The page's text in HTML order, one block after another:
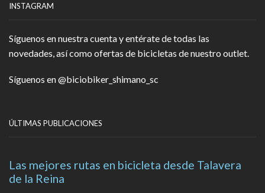
INSTAGRAM
Síguenos en nuestra cuenta y entérate de todas las
novedades, así como ofertas de bicicletas de nuestro outlet.
Síguenos en@biciobiker_shimano_sc
ÚLTIMAS PUBLICACIONES
Las mejores rutas en bicicleta desde Talavera
de la Reina